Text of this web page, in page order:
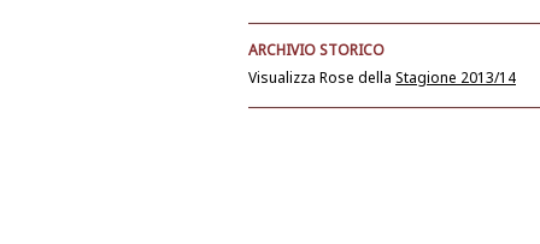
ARCHIVIO STORICO
Visualizza Rose della Stagione 2013/14